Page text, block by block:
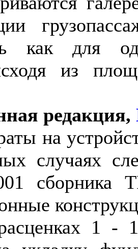
как для
из
редакция,
на
случаях
сборника
1 -